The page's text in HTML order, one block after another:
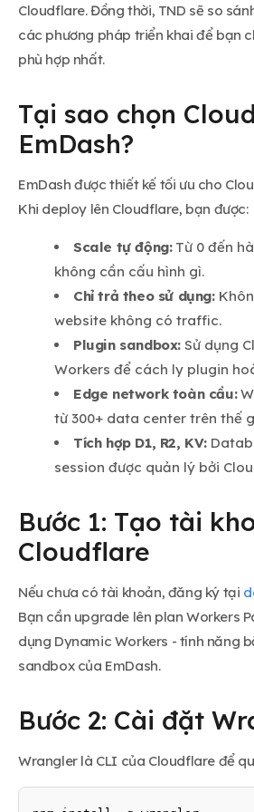
Cloudflare. Đồng thời, TND sẽ so
các phương pháp triển khai để bạn
phù hợp nhất.
Tại sao chọn
EmDash?
EmDash được thiết kế tối ưu cho
Khi deploy lên Cloudflare, bạn được:
Scale tự động:Từ 0 đến
không cần cấu hình gì.
Chỉ trả theo sử dụng:
website không có traffic.
Plugin sandbox: Sử dụng
Workers để cách ly plugin
Edge network toàn cầu:
từ 300+ data center trên thế
Tích hợp D1, R2, KV:
session được quản lý bởi
Bước 1: Tạo tài
Cloudflare
Nếu chưa có tài khoản, đăng ký tại
Bạn cần upgrade lên plan Workers
dụng Dynamic Workers - tính năng
sandbox của EmDash.
Bước 2: Cài đặt
Wrangler là CLI của Cloudflare để